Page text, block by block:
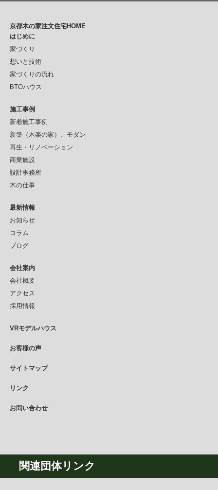
京都木の家注文住宅HOME
はじめに
家づくり
想いと技術
家づくりの流れ
BTOハウス
施工事例
新着施工事例
新築（木楽の家）、モダン
再生・リノベーション
商業施設
設計事務所
木の仕事
最新情報
お知らせ
コラム
ブログ
会社案内
会社概要
アクセス
採用情報
VRモデルハウス
お客様の声
サイトマップ
リンク
お問い合わせ
関連団体リンク